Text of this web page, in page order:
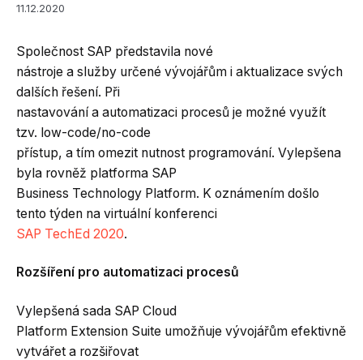
11.12.2020
Společnost SAP představila nové
nástroje a služby určené vývojářům i aktualizace svých
dalších řešení. Při
nastavování a automatizaci procesů je možné využít
tzv. low-code/no-code
přístup, a tím omezit nutnost programování. Vylepšena
byla rovněž platforma SAP
Business Technology Platform. K oznámením došlo
tento týden na virtuální konferenci
SAP TechEd 2020.
Rozšíření pro automatizaci procesů
Vylepšená sada SAP Cloud
Platform Extension Suite umožňuje vývojářům efektivně
vytvářet a rozšiřovat